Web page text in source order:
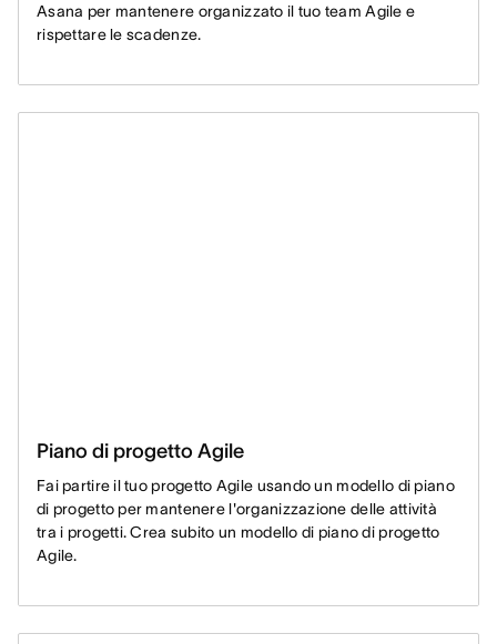
Asana per mantenere organizzato il tuo team Agile e
rispettare le scadenze.
Piano di progetto Agile
Fai partire il tuo progetto Agile usando un modello di piano
di progetto per mantenere l'organizzazione delle attività
tra i progetti. Crea subito un modello di piano di progetto
Agile.